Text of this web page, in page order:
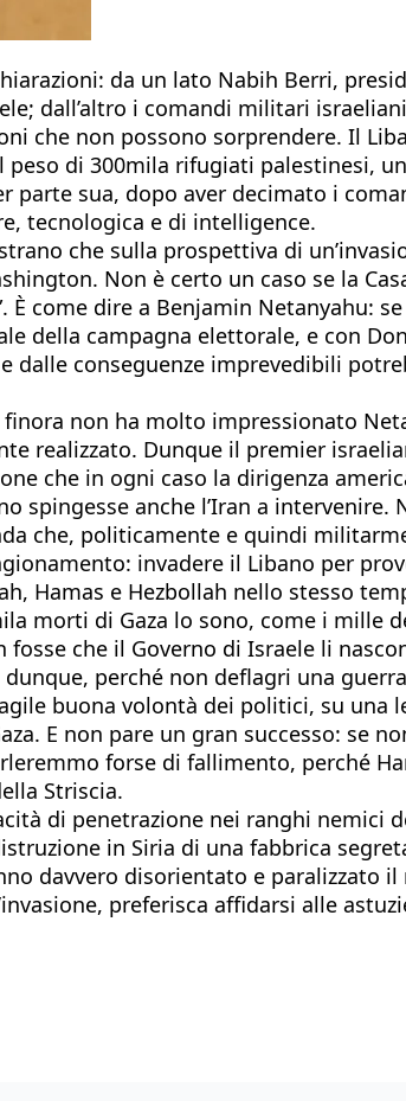
da un lato Nabih Berri,
dall’altro i comandi militari
che non possono sorprendere. Il
di 300mila rifugiati palestinesi,
sua, dopo aver decimato i
tecnologica e di intelligence.
che sulla prospettiva di
Non è certo un caso se la
È come dire a Benjamin Netanyahu:
della campagna elettorale, e con
dalle conseguenze imprevedibili
non ha molto impressionato
realizzato. Dunque il premier
che in ogni caso la dirigenza
spingesse anche l’Iran a
che, politicamente e quindi
invadere il Libano per
Hamas e Hezbollah nello stesso
morti di Gaza lo sono, come i mille
che il Governo di Israele li
perché non deflagri una
buona volontà dei politici, su una
E non pare un gran successo: se
forse di fallimento, perché
Striscia.
di penetrazione nei ranghi nemici
in Siria di una fabbrica
davvero disorientato e paralizzato
preferisca affidarsi alle